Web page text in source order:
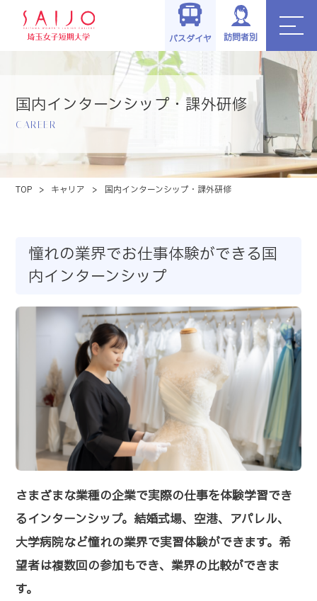
バスダイヤ 訪問者別
国内インターンシップ・課外研修
CAREER
TOP > キャリア > 国内インターンシップ・課外研修
憧れの業界でお仕事体験ができる国
内インターンシップ
さまざまな業種の企業で実際の仕事を体験学習でき
るインターンシップ。結婚式場、空港、アパレル、
大学病院など憧れの業界で実習体験ができます。希
望者は複数回の参加もでき、業界の比較ができま
す。